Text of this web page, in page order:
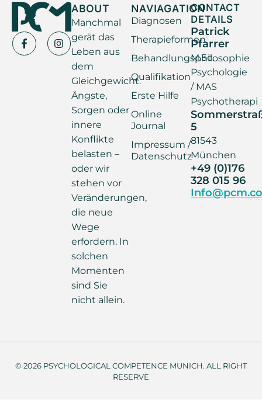
ABOUT
Manchmal
gerät das
Leben aus
dem
Gleichgewicht.
Ängste,
Sorgen oder
innere
Konflikte
belasten –
oder wir
stehen vor
Veränderungen,
die neue
Wege
erfordern. In
solchen
Momenten
sind Sie
nicht allein.
NAVIAGATION
Diagnosen
Therapieformen
Behandlungsphilosophie
Qualifikation
Erste Hilfe
Online
Journal
Impressum /
Datenschutz
CONTACT
DETAILS
Patrick
Pfarrer
M.Sc.
Psychologie
/ MAS
Psychotherapi
5
81543
München
+49 (0)176
328 015 96
© 2026 PSYCHOLOGICAL COMPETENCE MUNICH. ALL RIGHT
RESERVE